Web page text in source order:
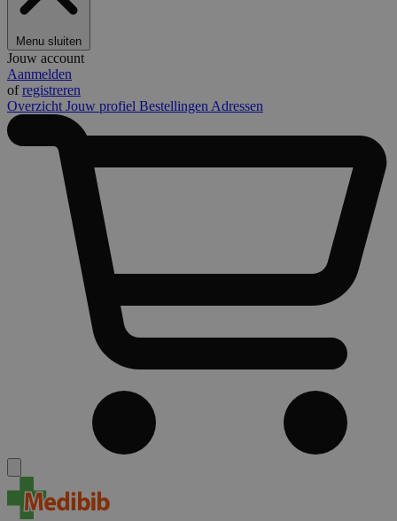
Menu sluiten
Jouw account
Aanmelden
ofregistreren
Overzicht Jouw profiel Bestellingen Adressen